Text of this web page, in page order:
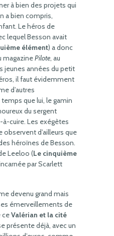
à bien des projets qui
a bien compris,
Le héros de
lequel Besson avait
élément) a donc
magazinePilote, au
jeunes années du petit
il faut évidemment
d’autres
que lui, le gamin
du sergent
à-cuire. Les exégètes
observent d’ailleurs que
héroïnes de Besson.
Leeloo (Le cinquième
par Scarlett
devenu grand mais
émerveillements de
ceValérian et la cité
présente déjà, avec un